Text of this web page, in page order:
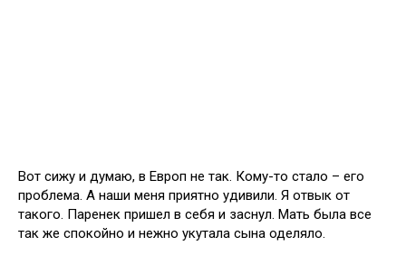
Вот сижу и думаю, в Европ не так. Кому-то стало – его
проблема. А наши меня приятно удивили. Я отвык от
такого. Паренек пришел в себя и заснул. Мать была все
так же спокойно и нежно укутала сына оделяло.